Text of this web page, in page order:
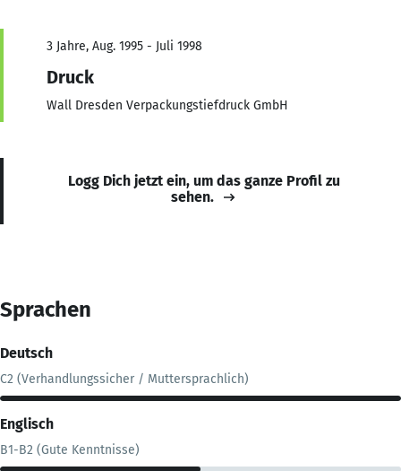
3 Jahre, Aug. 1995 - Juli 1998
Druck
Wall Dresden Verpackungstiefdruck GmbH
Logg Dich jetzt ein, um das ganze Profil zu
sehen.
Sprachen
Deutsch
C2 (Verhandlungssicher / Muttersprachlich)
Englisch
B1-B2 (Gute Kenntnisse)